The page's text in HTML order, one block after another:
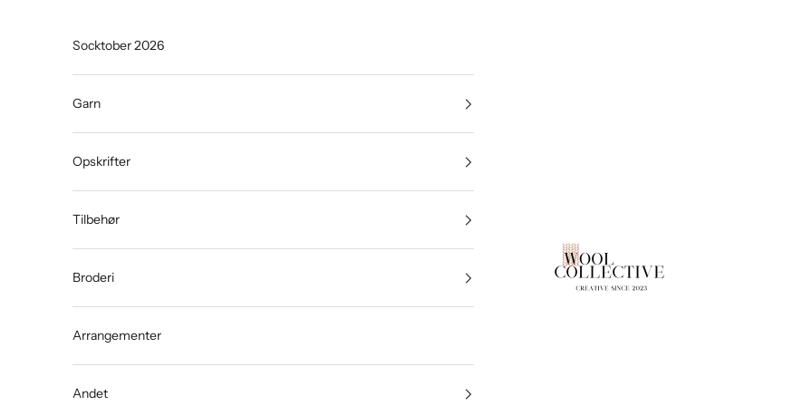
Socktober 2026
Garn
Opskrifter
Tilbehør
Broderi
Arrangementer
Andet